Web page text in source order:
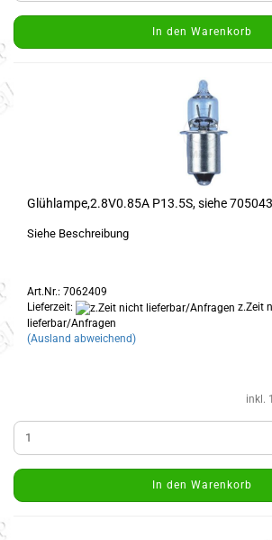
In den Warenkorb
Glühlampe,2.8V0.85A P13.5S, siehe
Siehe Beschreibung
Art.Nr.: 7062409
Lieferzeit:
z.Zeit
lieferbar/Anfragen
(Ausland abweichend)
inkl.
In den Warenkorb